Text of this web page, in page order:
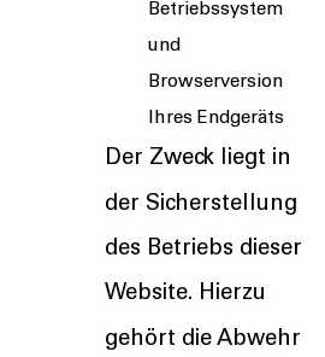
Betriebssystem
und
Browserversion
Ihres Endgeräts
Der Zweck liegt in
der Sicherstellung
des Betriebs dieser
Website. Hierzu
gehört die Abwehr